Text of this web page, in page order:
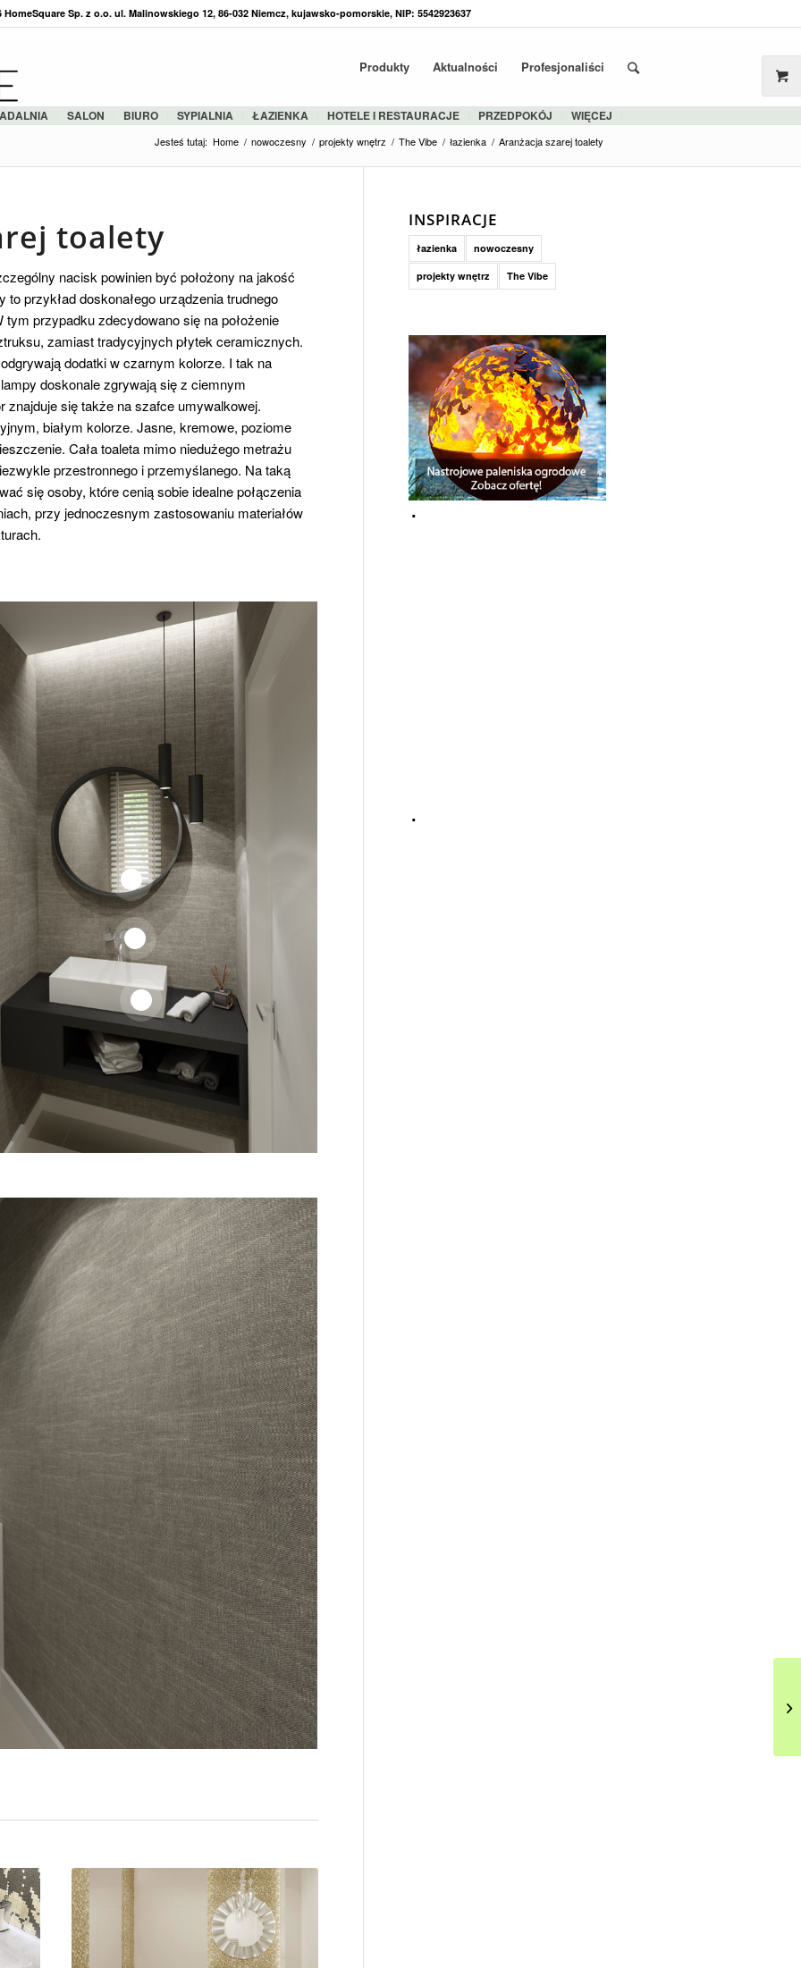
Sp. z o.o. ul. Malinowskiego 12, 86-032 Niemcz, kujawsko-pomorskie, NIP: 5542923637
Produkty Aktualności Profesjonaliści
SALON BIURO SYPIALNIA ŁAZIENKA HOTELE I RESTAURACJE PRZEDPOKÓJ WIĘCEJ
Jesteś tutaj: Home / nowoczesny / projekty wnętrz / The Vibe / łazienka / Aranżacja szarej toalety
toalety
nacisk powinien być położony na jakość
to przykład doskonałego urządzenia trudnego
przypadku zdecydowano się na położenie
zamiast tradycyjnych płytek ceramicznych.
dodatki w czarnym kolorze. I tak na
doskonale zgrywają się z ciemnym
znajduje się także na szafce umywalkowej.
białym kolorze. Jasne, kremowe, poziome
Cała toaleta mimo niedużego metrażu
przestronnego i przemyślanego. Na taką
się osoby, które cenią sobie idealne połączenia
przy jednoczesnym zastosowaniu materiałów
2
4
INSPIRACJE
łazienka nowoczesny
projekty wnętrz The Vibe